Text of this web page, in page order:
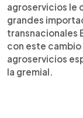
agroservicios le
grandes
transnacionales
con este
agroservicios
la gremial.